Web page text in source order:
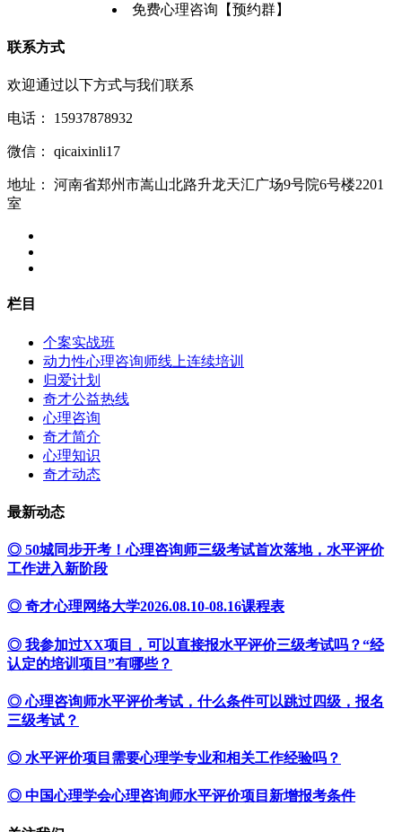
免费心理咨询【预约群】
联系方式
欢迎通过以下方式与我们联系
电话： 15937878932
微信： qicaixinli17
地址：
河南省郑州市嵩山北路升龙天汇广场9号院6号楼2201
室
栏目
个案实战班
动力性心理咨询师线上连续培训
归爱计划
奇才公益热线
心理咨询
奇才简介
心理知识
奇才动态
最新动态
◎ 50城同步开考！心理咨询师三级考试首次落地，水平评价
工作进入新阶段
◎ 奇才心理网络大学2026.08.10-08.16课程表
◎ 我参加过XX项目，可以直接报水平评价三级考试吗？“经
认定的培训项目”有哪些？
◎ 心理咨询师水平评价考试，什么条件可以跳过四级，报名
三级考试？
◎ 水平评价项目需要心理学专业和相关工作经验吗？
◎ 中国心理学会心理咨询师水平评价项目新增报考条件